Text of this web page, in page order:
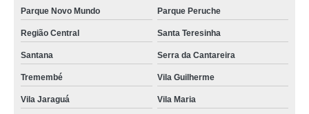
Parque Novo Mundo Parque Peruche
Região Central Santa Teresinha
Santana Serra da Cantareira
Tremembé Vila Guilherme
Vila Jaraguá Vila Maria